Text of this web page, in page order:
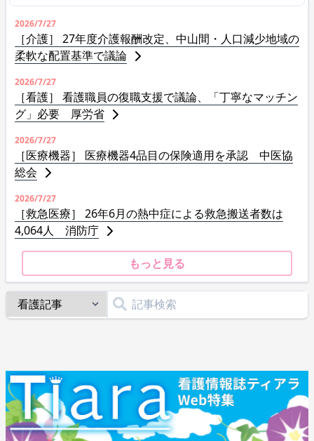
2026/7/27
［介護］ 27年度介護報酬改定、中山間・人口減少地域の
柔軟な配置基準で議論
2026/7/27
［看護］ 看護職員の復職支援で議論、「丁寧なマッチン
グ」必要 厚労省
2026/7/27
［医療機器］ 医療機器4品目の保険適用を承認 中医協
総会
2026/7/27
［救急医療］ 26年6月の熱中症による救急搬送者数は
4,064人 消防庁
もっと見る